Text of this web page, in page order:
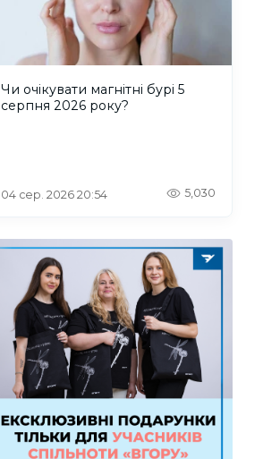
Чи очікувати магнітні бурі 5
серпня 2026 року?
04 сер. 2026 20:54 5,030